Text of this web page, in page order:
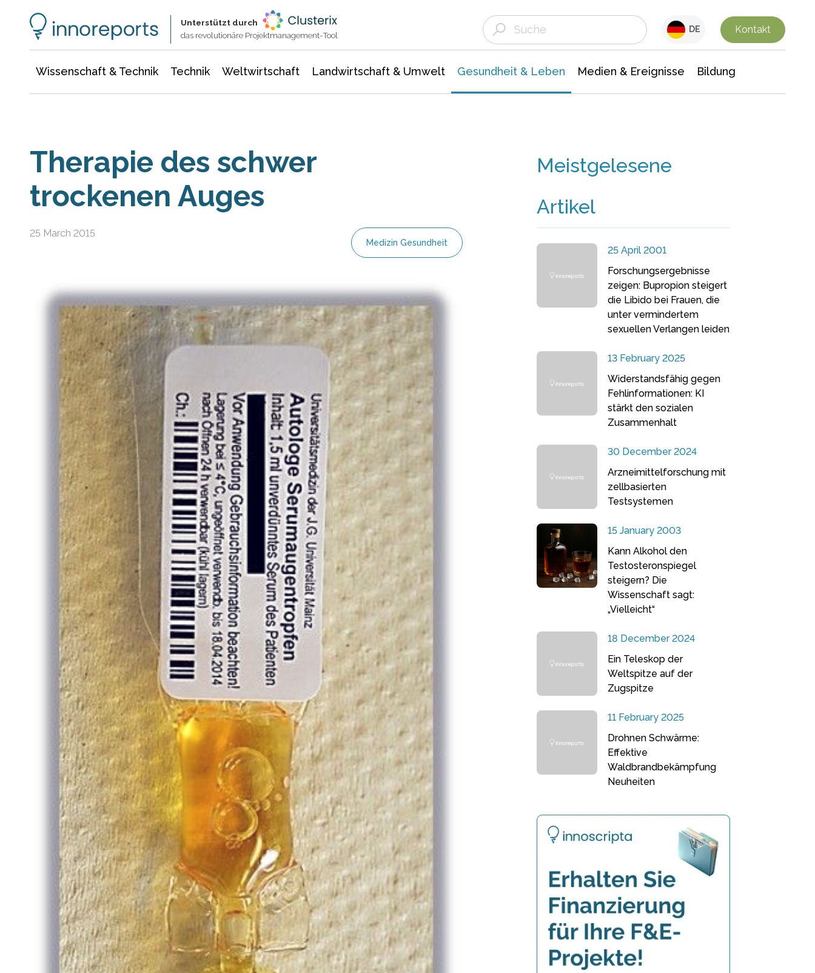
Unterstützt durch
das revolutionäre Projektmanagement-Tool
DE Kontakt
Wissenschaft & Technik Technik Weltwirtschaft Landwirtschaft & Umwelt Gesundheit & Leben Medien & Ereignisse Bildung
Therapie des schwer
trockenen Auges
25 March 2015
Medizin Gesundheit
Meistgelesene
Artikel
25 April 2001
Forschungsergebnisse
zeigen: Bupropion steigert
die Libido bei Frauen, die
unter vermindertem
sexuellen Verlangen leiden
13 February 2025
Widerstandsfähig gegen
Fehlinformationen: KI
stärkt den sozialen
Zusammenhalt
30 December 2024
Arzneimittelforschung mit
zellbasierten
Testsystemen
15 January 2003
Kann Alkohol den
Testosteronspiegel
steigern? Die
Wissenschaft sagt:
„Vielleicht“
18 December 2024
Ein Teleskop der
Weltspitze auf der
Zugspitze
11 February 2025
Drohnen Schwärme:
Effektive
Waldbrandbekämpfung
Neuheiten